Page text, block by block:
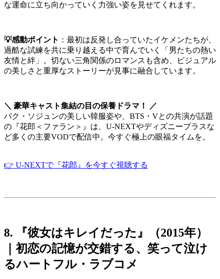
な運命に立ち向かっていく力強い姿を見せてくれます。
💡感動ポイント ：最初は反発し合っていたイケメンたちが、
過酷な試練を共に乗り越える中で育んでいく「男たちの熱い
友情と絆」。切ない三角関係のロマンスも含め、ビジュアル
の美しさと重厚なストーリーが見事に融合しています。
＼ 豪華キャスト集結の目の保養ドラマ！ ／
パク・ソジュンの美しい韓服姿や、BTS・Vとの共演が話題
の『花郎＜ファラン＞』は、U-NEXTやディズニープラスな
ど多くの主要VODで配信中。今すぐ極上の眼福タイムを。
👉 U-NEXTで『花郎』を今すぐ視聴する
8. 『彼女はキレイだった』（2015年）
｜初恋の記憶が交錯する、笑って泣け
るハートフル・ラブコメ